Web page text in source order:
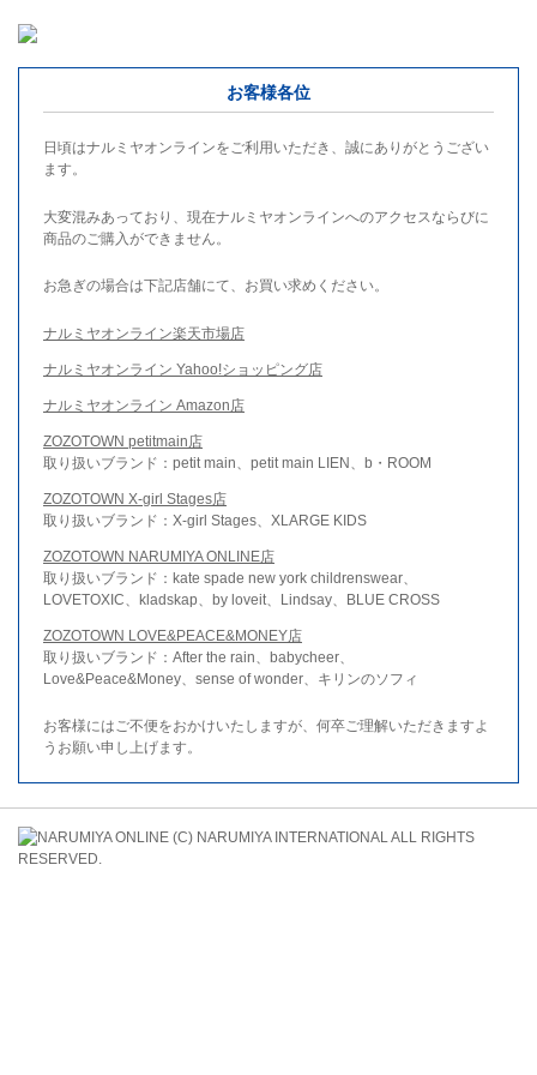
お客様各位
日頃はナルミヤオンラインをご利用いただき、誠にありがとうござい
ます。
大変混みあっており、現在ナルミヤオンラインへのアクセスならびに
商品のご購入ができません。
お急ぎの場合は下記店舗にて、お買い求めください。
ナルミヤオンライン楽天市場店
ナルミヤオンライン Yahoo!ショッピング店
ナルミヤオンライン Amazon店
ZOZOTOWN petitmain店
取り扱いブランド：petit main、petit main LIEN、b・ROOM
ZOZOTOWN X-girl Stages店
取り扱いブランド：X-girl Stages、XLARGE KIDS
ZOZOTOWN NARUMIYA ONLINE店
取り扱いブランド：kate spade new york childrenswear、
LOVETOXIC、kladskap、by loveit、Lindsay、BLUE CROSS
ZOZOTOWN LOVE&PEACE&MONEY店
取り扱いブランド：After the rain、babycheer、
Love&Peace&Money、sense of wonder、キリンのソフィ
お客様にはご不便をおかけいたしますが、何卒ご理解いただきますよ
うお願い申し上げます。